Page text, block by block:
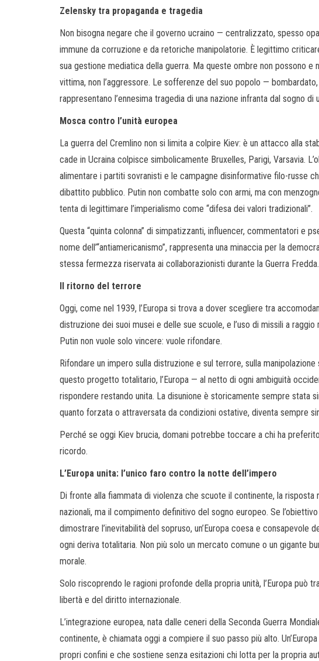
Zelensky tra propaganda e tragedia
Non bisogna negare che il governo ucraino — centralizzato, spesso
immune da corruzione e da retoriche manipolatorie. È legittimo
sua gestione mediatica della guerra. Ma queste ombre non possono e
vittima, non l’aggressore. Le sofferenze del suo popolo —
rappresentano l’ennesima tragedia di una nazione infranta dal sogno di
Mosca contro l’unità europea
La guerra del Cremlino non si limita a colpire Kiev: è un attacco alla
cade in Ucraina colpisce simbolicamente Bruxelles, Parigi, Varsavia.
alimentare i partiti sovranisti e le campagne disinformative filo-russe
dibattito pubblico. Putin non combatte solo con armi, ma con
tenta di legittimare l’imperialismo come “difesa dei valori tradizionali”.
Questa “quinta colonna” di simpatizzanti, influencer, commentatori e
nome dell’“antiamericanismo”, rappresenta una minaccia per la
stessa fermezza riservata ai collaborazionisti durante la Guerra Fredda.
Il ritorno del terrore
Oggi, come nel 1939, l’Europa si trova a dover scegliere tra
distruzione dei suoi musei e delle sue scuole, e l’uso di missili a
Putin non vuole solo vincere: vuole rifondare.
Rifondare un impero sulla distruzione e sul terrore, sulla
questo progetto totalitario, l’Europa — al netto di ogni ambiguità
rispondere restando unita. La disunione è storicamente sempre stata
quanto forzata o attraversata da condizioni ostative, diventa sempre
Perché se oggi Kiev brucia, domani potrebbe toccare a chi ha
ricordo.
L’Europa unita: l’unico faro contro la notte dell’impero
Di fronte alla fiammata di violenza che scuote il continente, la risposta
nazionali, ma il compimento definitivo del sogno europeo. Se
dimostrare l’inevitabilità del sopruso, un’Europa coesa e consapevole
ogni deriva totalitaria. Non più solo un mercato comune o un gigante
morale.
Solo riscoprendo le ragioni profonde della propria unità, l’Europa può
libertà e del diritto internazionale.
L’integrazione europea, nata dalle ceneri della Seconda Guerra
continente, è chiamata oggi a compiere il suo passo più alto.
propri confini e che sostiene senza esitazioni chi lotta per la propria